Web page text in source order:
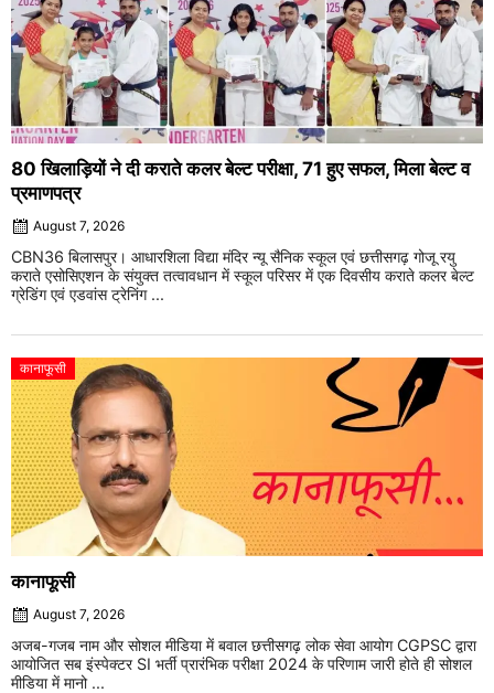
80 खिलाड़ियों ने दी कराते कलर बेल्ट परीक्षा, 71 हुए सफल, मिला बेल्ट व
प्रमाणपत्र
August 7, 2026
CBN36 बिलासपुर। आधारशिला विद्या मंदिर न्यू सैनिक स्कूल एवं छत्तीसगढ़ गोजू रयु
कराते एसोसिएशन के संयुक्त तत्वावधान में स्कूल परिसर में एक दिवसीय कराते कलर बेल्ट
ग्रेडिंग एवं एडवांस ट्रेनिंग ...
कानाफूसी
कानाफूसी
August 7, 2026
अजब-गजब नाम और सोशल मीडिया में बवाल छत्तीसगढ़ लोक सेवा आयोग CGPSC द्वारा
आयोजित सब इंस्पेक्टर SI भर्ती प्रारंभिक परीक्षा 2024 के परिणाम जारी होते ही सोशल
मीडिया में मानो ...